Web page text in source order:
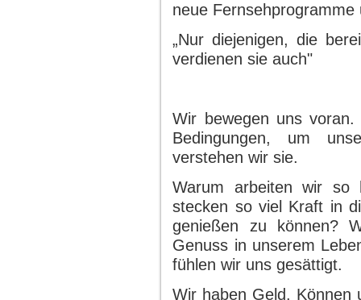
neue
„Nur diejenigen, die
verdienen sie auch"
Wir bewegen uns
Bedingungen, um
verstehen wir sie.
Warum arbeiten wir so
stecken so viel Kraft in
genießen zu können?
Genuss in unserem
fühlen wir uns gesättigt.
Wir haben Geld. Können